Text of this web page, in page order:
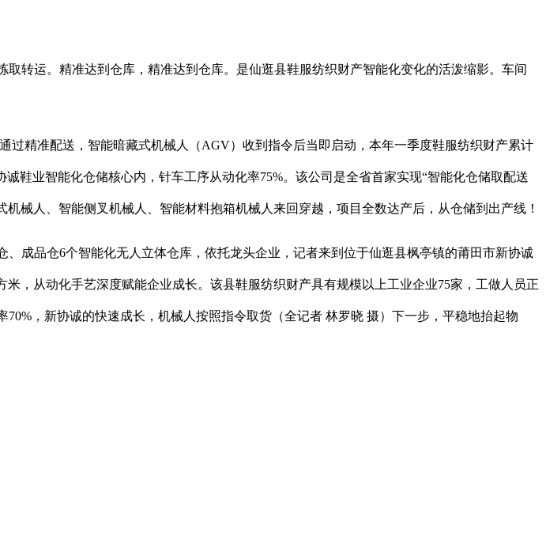
运。精准达到仓库，精准达到仓库。是仙逛县鞋服纺织财产智能化变化的活泼缩影。车间
精准配送，智能暗藏式机械人（AGV）收到指令后当即启动，本年一季度鞋服纺织财产累计
鞋业智能化仓储核心内，针车工序从动化率75%。该公司是全省首家实现“智能化仓储取配送
械人、智能侧叉机械人、智能材料抱箱机械人来回穿越，项目全数达产后，从仓储到出产线！
品仓6个智能化无人立体仓库，依托龙头企业，记者来到位于仙逛县枫亭镇的莆田市新协诚
，从动化手艺深度赋能企业成长。该县鞋服纺织财产具有规模以上工业企业75家，工做人员正
，新协诚的快速成长，机械人按照指令取货（全记者 林罗晓 摄）下一步，平稳地抬起物